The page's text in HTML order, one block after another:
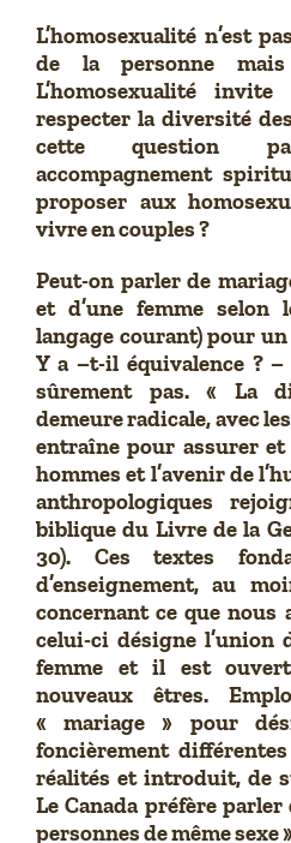
L’homosexualité n’est
de la personne
L’homosexualité
respecter la diversité
cette question
accompagnement
proposer aux
vivre en couples ?
Peut-on parler de
et d’une femme
langage courant) pour
Y a –t-il équivalence ?
sûrement pas. « La
demeure radicale, avec
entraîne pour assurer
hommes et l’avenir de
anthropologiques
biblique du Livre de la
30). Ces textes
d’enseignement, au
concernant ce que nous
celui-ci désigne l’union
femme et il est
nouveaux êtres.
« mariage » pour
foncièrement
réalités et introduit, de
Le Canada préfère parler
personnes de même sexe